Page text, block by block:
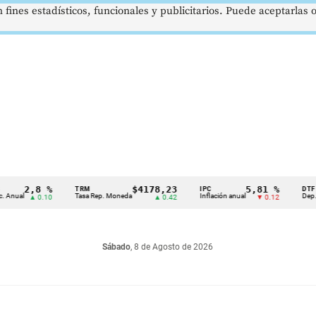
2,8 %
▲ 0.10
TRM
Tasa Rep. Moneda
$4178,23
▲ 0.42
IPC
Inflación anual
5,81 %
▼ 0.12
DTF
Dep.
Sábado, 8 de Agosto de 2026
estadísticos, funcionales y publicitarios. Puede aceptarlas